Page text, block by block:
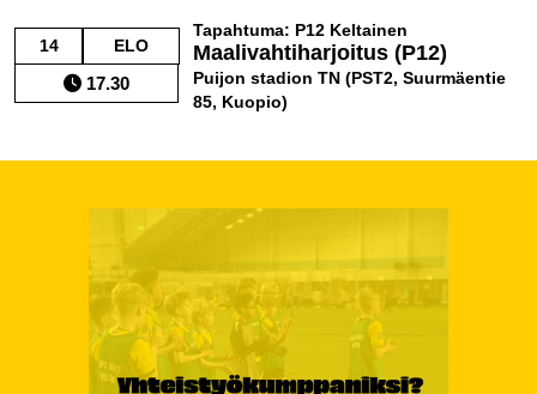
14 ELO
17.30
Tapahtuma: P12 Keltainen
Maalivahtiharjoitus (P12)
Puijon stadion TN (PST2, Suurmäentie
85, Kuopio)